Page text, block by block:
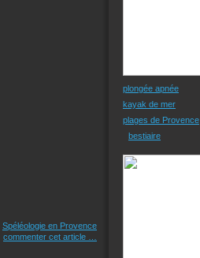
Spéléologie en Provence
commenter cet article
plongée apnée
kayak de mer
plages de Provence
bestiaire